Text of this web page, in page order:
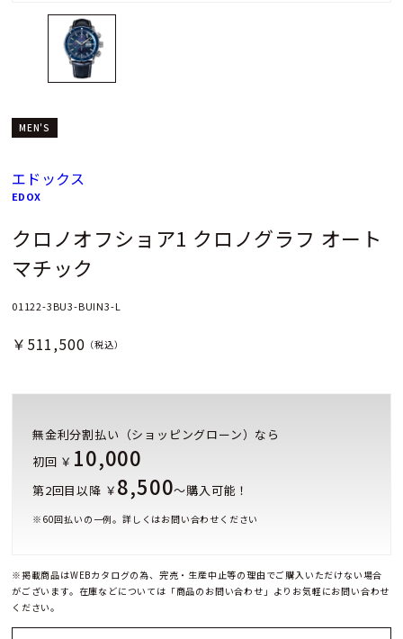
MEN'S
エドックス
EDOX
クロノオフショア1 クロノグラフ オート
マチック
01122-3BU3-BUIN3-L
￥511,500 （税込）
無金利分割払い（ショッピングローン）なら
初回 ￥ 10,000
第2回目以降 ￥ 8,500～購入可能！
※ 60回払いの一例。詳しくはお問い合わせください
※掲載商品はWEBカタログの為、完売・生産中止等の理由でご購入いただけない場合
がございます。在庫などについては「商品のお問い合わせ」よりお気軽にお問い合わせ
ください。